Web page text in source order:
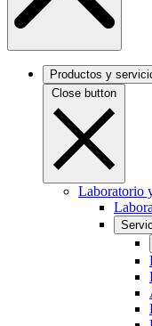
Productos y
Close button
Laboratorio